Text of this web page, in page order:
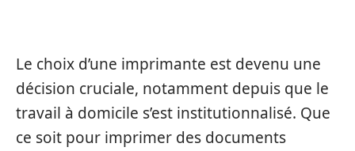
Le choix d’une imprimante est devenu une
décision cruciale, notamment depuis que le
travail à domicile s’est institutionnalisé. Que
ce soit pour imprimer des documents